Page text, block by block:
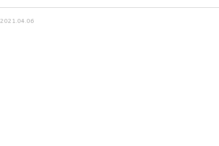
2021.04.06